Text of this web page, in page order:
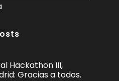
Hackathon III,
Gracias a todos.